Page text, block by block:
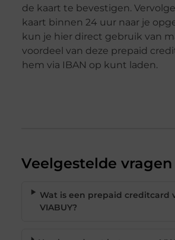
de kaart te bevestigen.
kaart binnen 24 uur naar je
kun je hier direct gebruik van
voordeel van deze prepaid
hem via IBAN op kunt laden.
Veelgestelde vragen
Wat is een prepaid creditcard
VIABUY?